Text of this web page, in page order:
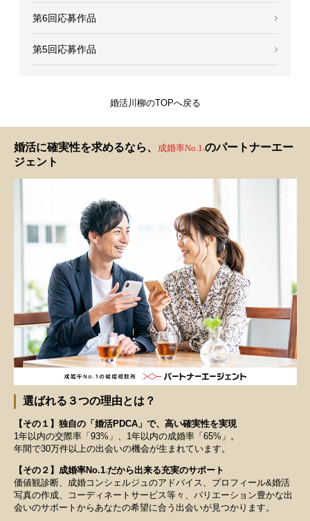
第6回応募作品
第5回応募作品
婚活川柳のTOPへ戻る
婚活に確実性を求めるなら、 成婚率No.1 ※のパートナーエー
ジェント
選ばれる３つの理由とは？
【その１】独自の「婚活PDCA」で、高い確実性を実現
1年以内の交際率「93%」、1年以内の成婚率「65%」。
年間で30万件以上の出会いの機会が生まれています。
【その２】成婚率No.1※だから出来る充実のサポート
価値観診断、成婚コンシェルジュのアドバイス、プロフィール&婚活
写真の作成、コーディネートサービス等々、バリエーション豊かな出
会いのサポートからあなたの希望に合う出会いが見つかります。